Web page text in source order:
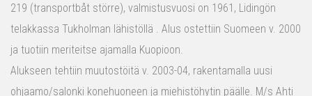
219 (transportbåt större), valmistusvuosi on 1961, Lidingön
telakkassa Tukholman lähistöllä . Alus ostettiin Suomeen v. 2000
ja tuotiin meriteitse ajamalla Kuopioon.
Alukseen tehtiin muutostöitä v. 2003-04, rakentamalla uusi
ohjaamo/salonki konehuoneen ja miehistöhytin päälle. M/s Ahti